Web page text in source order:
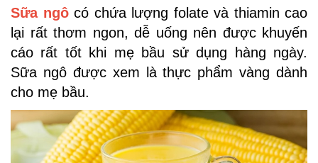
Sữa ngôcó chứa lượng folate và thiamin cao
lại rất thơm ngon, dễ uống nên được khuyến
cáo rất tốt khi mẹ bầu sử dụng hàng ngày.
Sữa ngô được xem là thực phẩm vàng dành
cho mẹ bầu.